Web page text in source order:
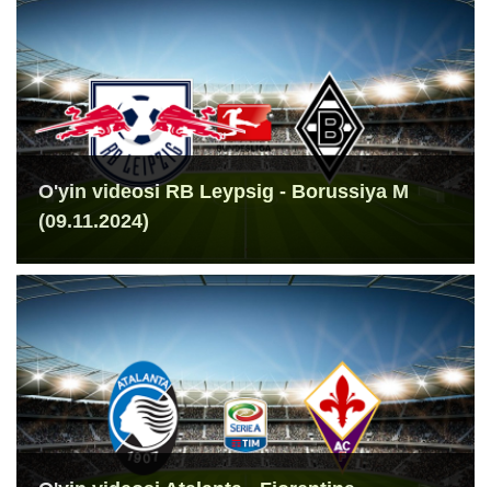
O'yin videosi RB Leypsig - Borussiya M
(09.11.2024)